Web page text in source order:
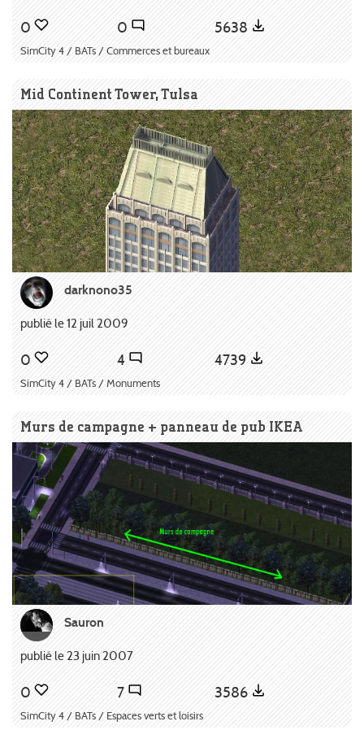
0 0 5638
SimCity 4 / BATs / Commerces et bureaux
Mid Continent Tower, Tulsa
darknono35
publié le 12 juil 2009
0 4 4739
SimCity 4 / BATs / Monuments
Murs de campagne + panneau de pub IKEA
Sauron
publié le 23 juin 2007
0 7 3586
SimCity 4 / BATs / Espaces verts et loisirs